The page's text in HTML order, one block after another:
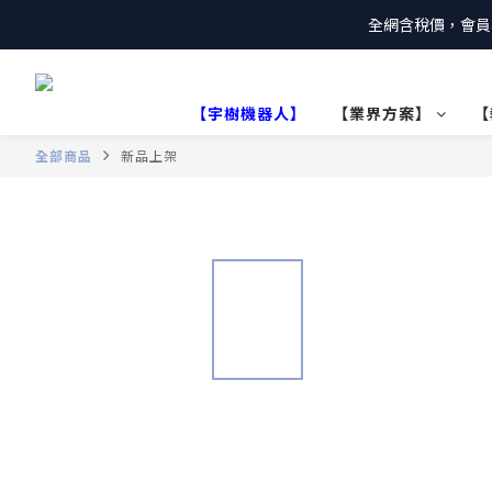
全網含稅價，會
【宇樹機器人】 【業界方案】
全部商品 新品上架